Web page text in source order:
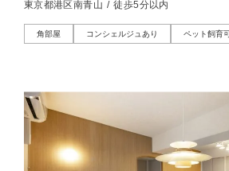
東京都港区南青山 / 徒歩5分以内
角部屋 コンシェルジュあり ペット飼育